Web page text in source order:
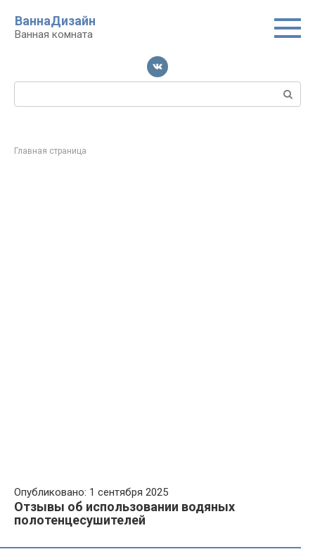
контенту
ВаннаДизайн
Ванная комната
Поиск:
Главная страница
Опубликовано: 1 сентября 2025
Отзывы об использовании водяных
полотенцесушителей